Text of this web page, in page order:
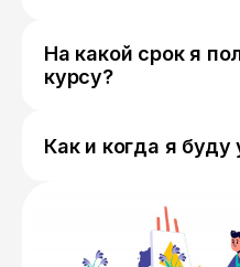
любые вопросы и
На какой срок я
курсу?
Как и когда я буду
самостоятельно
траекторию.